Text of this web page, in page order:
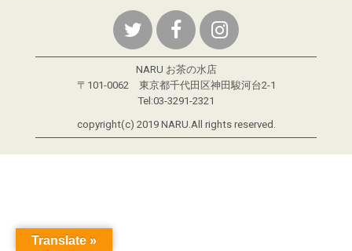
NARU お茶の水店
〒101-0062 東京都千代田区神田駿河台2-1
Tel:03-3291-2321
copyright(c) 2019 NARU.All rights reserved.
Translate »